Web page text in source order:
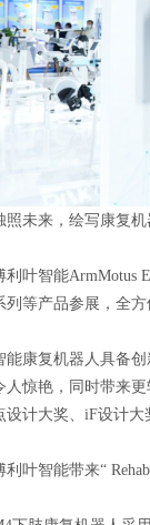
照未来，绘写康复
利叶智能ArmMotus
列等产品参展，全
能康复机器人具备
人惊艳，同时带来
设计大奖、iF设计大
利叶智能带来“